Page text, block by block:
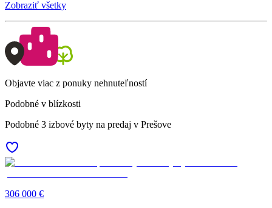
Zobraziť všetky
Objavte viac z ponuky nehnuteľností
Podobné v blízkosti
Podobné 3 izbové byty na predaj v Prešove
306 000 €